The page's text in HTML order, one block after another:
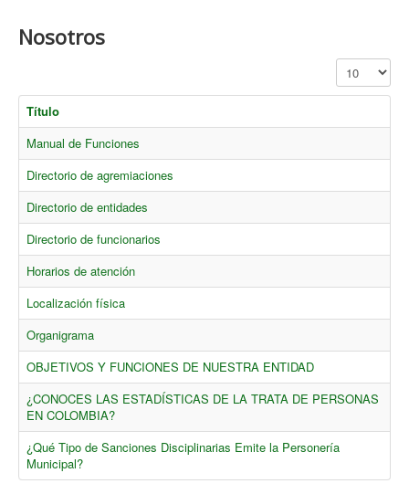
Nosotros
Cantidad a
Título
Manual de Funciones
Directorio de agremiaciones
Directorio de entidades
Directorio de funcionarios
Horarios de atención
Localización física
Organigrama
OBJETIVOS Y FUNCIONES DE NUESTRA ENTIDAD
¿CONOCES LAS ESTADÍSTICAS DE LA TRATA DE PERSONAS
EN COLOMBIA?
¿Qué Tipo de Sanciones Disciplinarias Emite la Personería
Municipal?